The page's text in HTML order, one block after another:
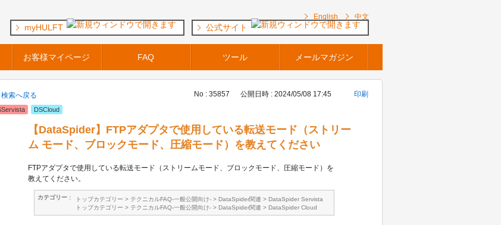
English 中文
お客様マイページ FAQ ツール メールマガジン
myHULFT 公式サイト
検索へ戻る No : 35857 公開日時 : 2024/05/08 17:45 印刷
DSCloud
【DataSpider】FTPアダプタで使用している転送モード（ストリー
ム モード、ブロックモード、圧縮モード）を教えてください
FTPアダプタで使用している転送モード（ストリームモード、ブロックモード、圧縮モード）を
教えてください。
カテゴリー : トップカテゴリー > テクニカルFAQ-一般公開向け-> DataSpider関連 > DataSpider Servista
トップカテゴリー > テクニカルFAQ-一般公開向け-> DataSpider関連 > DataSpider Cloud